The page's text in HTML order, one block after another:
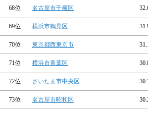
68位 名古屋市千種区
69位 横浜市鶴見区
70位 東京都西東京市
71位 横浜市青葉区
72位 さいたま市中央区
73位 名古屋市昭和区